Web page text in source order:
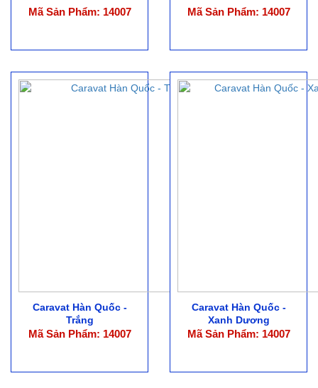
Mã Sản Phẩm: 14007 Mã Sản Phẩm: 14007
Caravat Hàn Quốc -
Trắng
Mã Sản Phẩm: 14007
Caravat Hàn Quốc -
Xanh Dương
Mã Sản Phẩm: 14007